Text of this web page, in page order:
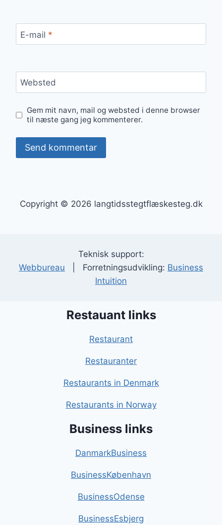
E-mail *
Websted
Gem mit navn, mail og websted i denne browser
til næste gang jeg kommenterer.
Copyright © 2026 langtidsstegtflæskesteg.dk
Teknisk support:
Webbureau | Forretningsudvikling: Business
Intuition
Restauant links
Restaurant
Restauranter
Restaurants in Denmark
Restaurants in Norway
Business links
DanmarkBusiness
BusinessKøbenhavn
BusinessOdense
BusinessEsbjerg